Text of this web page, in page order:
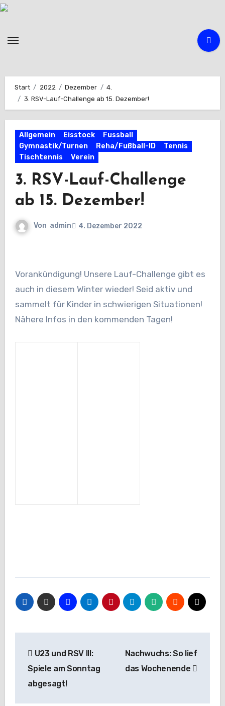
Zum
Start 2022 Dezember
4.
3. RSV-Lauf-Challenge ab 15. Dezember!
Allgemein Eisstock
Fussball
Gymnastik/Turnen
Reha/Fußball-ID
Tennis
Tischtennis
Verein
3. RSV-Lauf-Challenge
ab 15. Dezember!
Von admin 4. Dezember 2022
Vorankündigung! Unsere Lauf-Challenge gibt es
auch in diesem Winter wieder! Seid aktiv und
sammelt für Kinder in schwierigen Situationen!
Nähere Infos in den kommenden Tagen!
U23 und RSV III:
Spiele am Sonntag
abgesagt!
Nachwuchs: So lief
das Wochenende